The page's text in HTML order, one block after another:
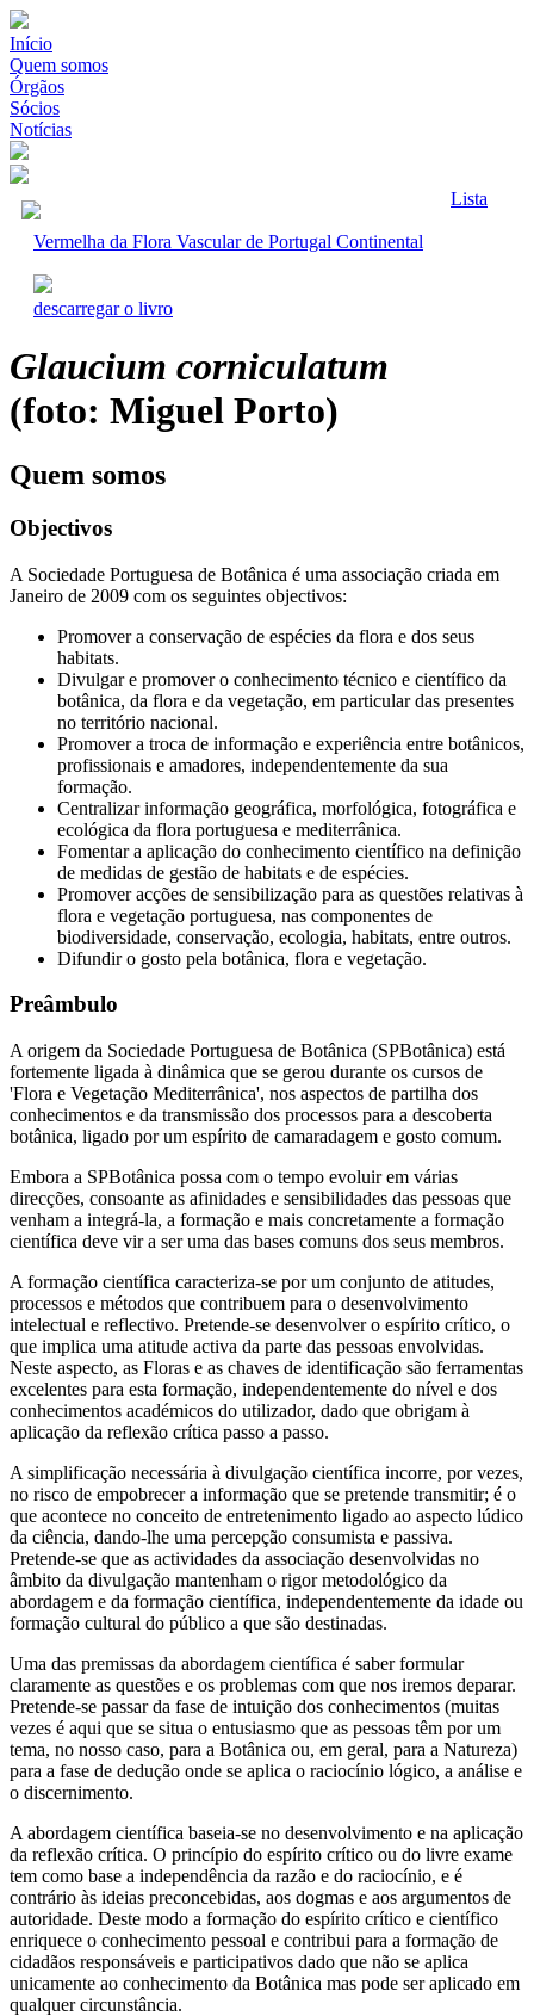
Início
Quem somos
Órgãos
Sócios
Notícias
Lista
Vermelha da Flora Vascular de Portugal Continental
descarregar o livro
Glaucium corniculatum
(foto: Miguel Porto)
Quem somos
Objectivos
A Sociedade Portuguesa de Botânica é uma associação criada em
Janeiro de 2009 com os seguintes objectivos:
Promover a conservação de espécies da flora e dos seus
habitats.
Divulgar e promover o conhecimento técnico e científico da
botânica, da flora e da vegetação, em particular das presentes
no território nacional.
Promover a troca de informação e experiência entre botânicos,
profissionais e amadores, independentemente da sua
formação.
Centralizar informação geográfica, morfológica, fotográfica e
ecológica da flora portuguesa e mediterrânica.
Fomentar a aplicação do conhecimento científico na definição
de medidas de gestão de habitats e de espécies.
Promover acções de sensibilização para as questões relativas à
flora e vegetação portuguesa, nas componentes de
biodiversidade, conservação, ecologia, habitats, entre outros.
Difundir o gosto pela botânica, flora e vegetação.
Preâmbulo
A origem da Sociedade Portuguesa de Botânica (SPBotânica) está
fortemente ligada à dinâmica que se gerou durante os cursos de
'Flora e Vegetação Mediterrânica', nos aspectos de partilha dos
conhecimentos e da transmissão dos processos para a descoberta
botânica, ligado por um espírito de camaradagem e gosto comum.
Embora a SPBotânica possa com o tempo evoluir em várias
direcções, consoante as afinidades e sensibilidades das pessoas que
venham a integrá-la, a formação e mais concretamente a formação
científica deve vir a ser uma das bases comuns dos seus membros.
A formação científica caracteriza-se por um conjunto de atitudes,
processos e métodos que contribuem para o desenvolvimento
intelectual e reflectivo. Pretende-se desenvolver o espírito crítico, o
que implica uma atitude activa da parte das pessoas envolvidas.
Neste aspecto, as Floras e as chaves de identificação são ferramentas
excelentes para esta formação, independentemente do nível e dos
conhecimentos académicos do utilizador, dado que obrigam à
aplicação da reflexão crítica passo a passo.
A simplificação necessária à divulgação científica incorre, por vezes,
no risco de empobrecer a informação que se pretende transmitir; é o
que acontece no conceito de entretenimento ligado ao aspecto lúdico
da ciência, dando-lhe uma percepção consumista e passiva.
Pretende-se que as actividades da associação desenvolvidas no
âmbito da divulgação mantenham o rigor metodológico da
abordagem e da formação científica, independentemente da idade ou
formação cultural do público a que são destinadas.
Uma das premissas da abordagem científica é saber formular
claramente as questões e os problemas com que nos iremos deparar.
Pretende-se passar da fase de intuição dos conhecimentos (muitas
vezes é aqui que se situa o entusiasmo que as pessoas têm por um
tema, no nosso caso, para a Botânica ou, em geral, para a Natureza)
para a fase de dedução onde se aplica o raciocínio lógico, a análise e
o discernimento.
A abordagem científica baseia-se no desenvolvimento e na aplicação
da reflexão crítica. O princípio do espírito crítico ou do livre exame
tem como base a independência da razão e do raciocínio, e é
contrário às ideias preconcebidas, aos dogmas e aos argumentos de
autoridade. Deste modo a formação do espírito crítico e científico
enriquece o conhecimento pessoal e contribui para a formação de
cidadãos responsáveis e participativos dado que não se aplica
unicamente ao conhecimento da Botânica mas pode ser aplicado em
qualquer circunstância.